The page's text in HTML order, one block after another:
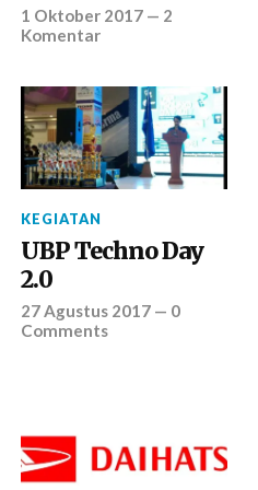
1 Oktober 2017 — 2
Komentar
KEGIATAN
UBP Techno Day
2.0
27 Agustus 2017 — 0
Comments